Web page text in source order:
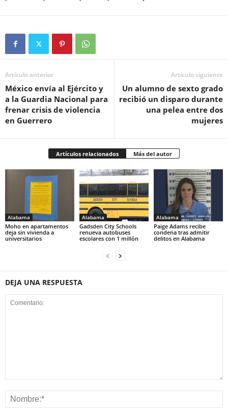
Artículo anterior
México envía al Ejército y
a la Guardia Nacional para
frenar crisis de violencia
en Guerrero
Artículo siguiente
Un alumno de sexto grado
recibió un disparo durante
una pelea entre dos
mujeres
Artículos relacionados Más del autor
Alabama
Moho en apartamentos
deja sin vivienda a
universitarios
Alabama
Gadsden City Schools
renueva autobuses
escolares con 1 millón
Alabama
Paige Adams recibe
condena tras admitir
delitos en Alabama
DEJA UNA RESPUESTA